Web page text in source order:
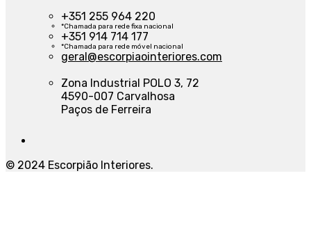
+351 255 964 220
*Chamada para rede fixa nacional
+351 914 714 177
*Chamada para rede móvel nacional
geral@escorpiaointeriores.com
Zona Industrial POLO 3, 72
4590-007 Carvalhosa
Paços de Ferreira
© 2024 Escorpião Interiores.